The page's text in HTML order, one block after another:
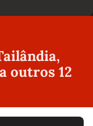
outros 12